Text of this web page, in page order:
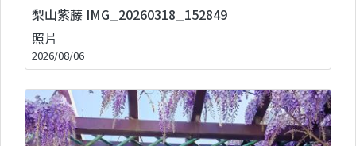
梨山紫藤 IMG_20260318_152849
照片
2026/08/06